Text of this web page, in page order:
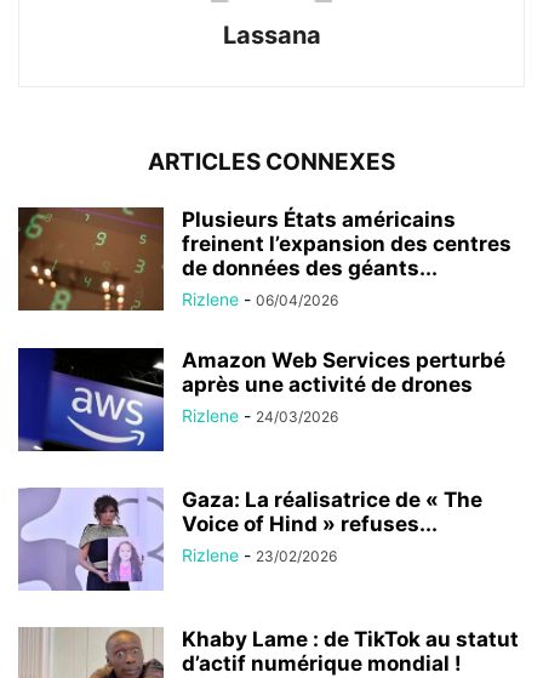
Lassana
ARTICLES CONNEXES
Plusieurs États américains
freinent l’expansion des centres
de données des géants...
Rizlene - 06/04/2026
Amazon Web Services perturbé
après une activité de drones
Rizlene - 24/03/2026
Gaza: La réalisatrice de « The
Voice of Hind » refuses...
Rizlene - 23/02/2026
Khaby Lame : de TikTok au statut
d’actif numérique mondial !